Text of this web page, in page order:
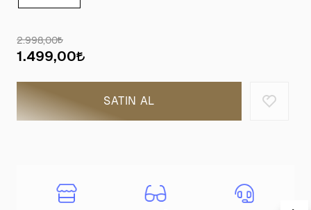
2.998,00
1.499,00
SATIN AL